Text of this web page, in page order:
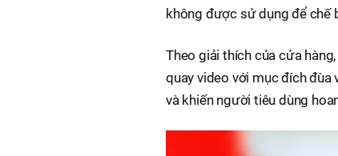
không được sử dụng để chế
Theo giải thích của cửa
quay video với mục đích đùa
và khiến người tiêu dùng